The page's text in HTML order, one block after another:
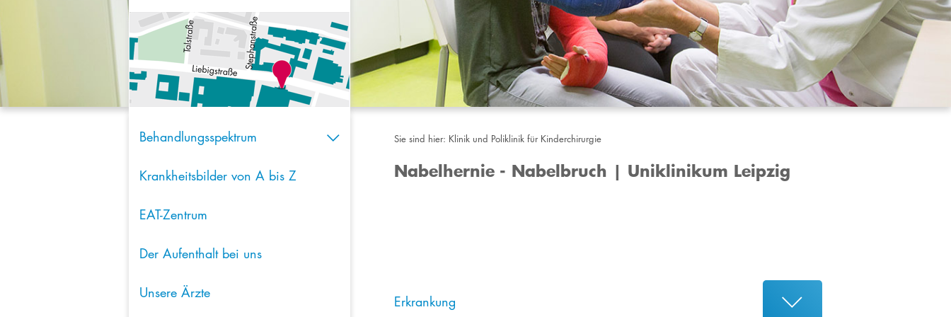
Behandlungsspektrum
Krankheitsbilder von A bis Z
EAT-Zentrum
Der Aufenthalt bei uns
Unsere Ärzte
Sie sind hier: Klinik und Poliklinik für Kinderchirurgie
Nabelhernie - Nabelbruch | Uniklinikum Leipzig
Erkrankung